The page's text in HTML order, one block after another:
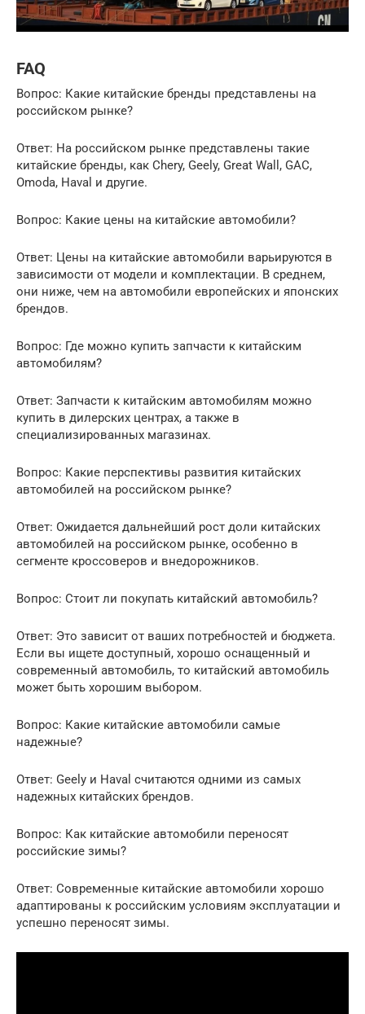
FAQ
Вопрос: Какие китайские бренды представлены на
российском рынке?
Ответ: На российском рынке представлены такие
китайские бренды, как Chery, Geely, Great Wall, GAC,
Omoda, Haval и другие.
Вопрос: Какие цены на китайские автомобили?
Ответ: Цены на китайские автомобили варьируются в
зависимости от модели и комплектации. В среднем,
они ниже, чем на автомобили европейских и японских
брендов.
Вопрос: Где можно купить запчасти к китайским
автомобилям?
Ответ: Запчасти к китайским автомобилям можно
купить в дилерских центрах, а также в
специализированных магазинах.
Вопрос: Какие перспективы развития китайских
автомобилей на российском рынке?
Ответ: Ожидается дальнейший рост доли китайских
автомобилей на российском рынке, особенно в
сегменте кроссоверов и внедорожников.
Вопрос: Стоит ли покупать китайский автомобиль?
Ответ: Это зависит от ваших потребностей и бюджета.
Если вы ищете доступный, хорошо оснащенный и
современный автомобиль, то китайский автомобиль
может быть хорошим выбором.
Вопрос: Какие китайские автомобили самые
надежные?
Ответ: Geely и Haval считаются одними из самых
надежных китайских брендов.
Вопрос: Как китайские автомобили переносят
российские зимы?
Ответ: Современные китайские автомобили хорошо
адаптированы к российским условиям эксплуатации и
успешно переносят зимы.